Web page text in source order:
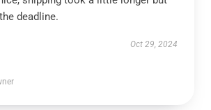
deadline.
Oct 29, 2024